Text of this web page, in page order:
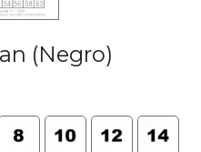
(Negro)